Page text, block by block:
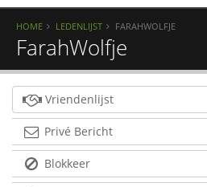
HOME LEDENLIJST FARAHWOLFJE
FarahWolfje
Vriendenlijst
Privé Bericht
Blokkeer